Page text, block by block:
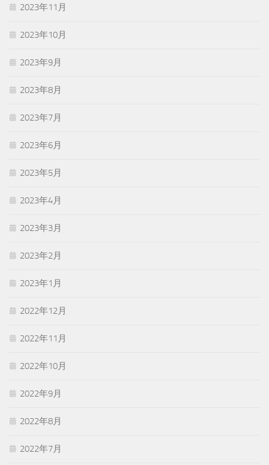
2023年11月
2023年10月
2023年9月
2023年8月
2023年7月
2023年6月
2023年5月
2023年4月
2023年3月
2023年2月
2023年1月
2022年12月
2022年11月
2022年10月
2022年9月
2022年8月
2022年7月